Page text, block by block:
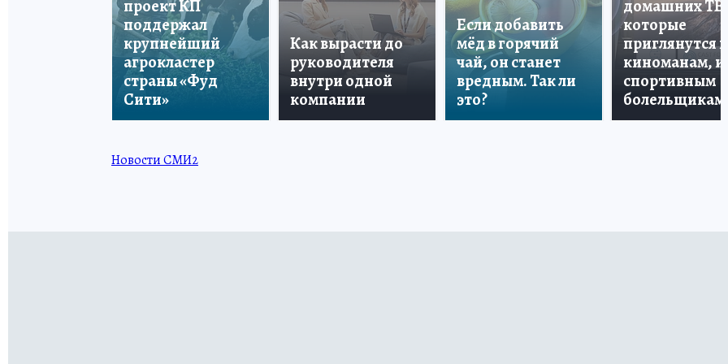
проект КП
поддержал
крупнейший
агрокластер
страны «Фуд
Сити»
Как вырасти до
руководителя
внутри одной
компании
Если добавить
мёд в горячий
чай, он станет
вредным. Так ли
это?
домашних ТВ,
которые
приглянутся и
киноманам, и
спортивным
болельщикам
Новости СМИ2